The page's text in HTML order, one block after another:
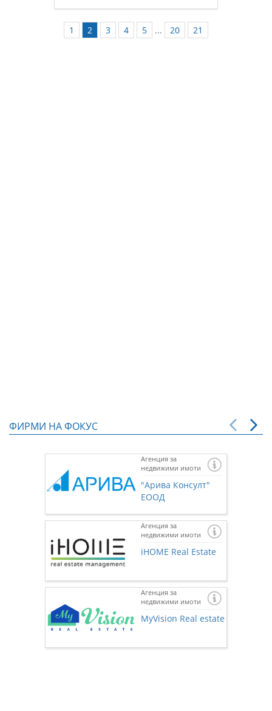
1 2 3 4 5 ... 20 21
ФИРМИ НА ФОКУС
Агенция за
недвижими имоти
"Арива Консулт"
ЕООД
Агенция за
недвижими имоти
iHOME Real Estate
Агенция за
недвижими имоти
MyVision Real estate